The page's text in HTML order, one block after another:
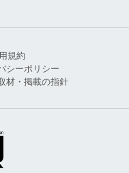
規約
シーポリシー
材・掲載の指針